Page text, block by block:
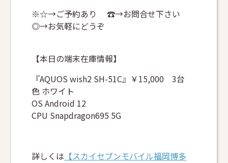
※☆→ご予約あり ☎→お問合せ下さい
◎→お気軽にどうぞ
【本日の端末在庫情報】
『AQUOS wish2 SH-51C』￥15,000 3台
色 ホワイト
OS Android 12
CPU Snapdragon695 5G
詳しくは 【スカイセブンモバイル福岡博多